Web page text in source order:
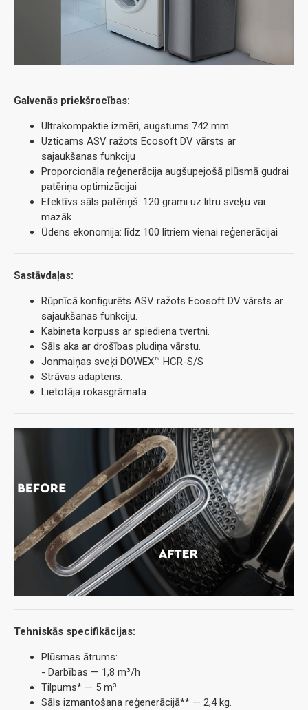
Galvenās priekšrocības:
Ultrakompaktie izmēri, augstums 742 mm
Uzticams ASV ražots Ecosoft DV vārsts ar
sajaukšanas funkciju
Proporcionāla reģenerācija augšupejošā plūsmā gudrai
patēriņa optimizācijai
Efektīvs sāls patēriņš: 120 grami uz litru sveķu vai
mazāk
Ūdens ekonomija: līdz 100 litriem vienai reģenerācijai
Sastāvdaļas:
Rūpnīcā konfigurēts ASV ražots Ecosoft DV vārsts ar
sajaukšanas funkciju.
Kabineta korpuss ar spiediena tvertni.
Sāls aka ar drošības pludiņa vārstu.
Jonmaiņas sveķi DOWEX™ HCR-S/S
Strāvas adapteris.
Lietotāja rokasgrāmata.
Tehniskās specifikācijas:
Plūsmas ātrums:
- Darbības — 1,8 m³/h
Tilpums* — 5 m³
Sāls izmantošana reģenerācijā** — 2,4 kg.